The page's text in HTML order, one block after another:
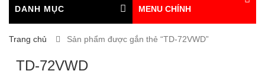
DANH MỤC MENU CHÍNH
Trang chủ Sản phẩm được gắn thẻ “TD-72VWD”
TD-72VWD